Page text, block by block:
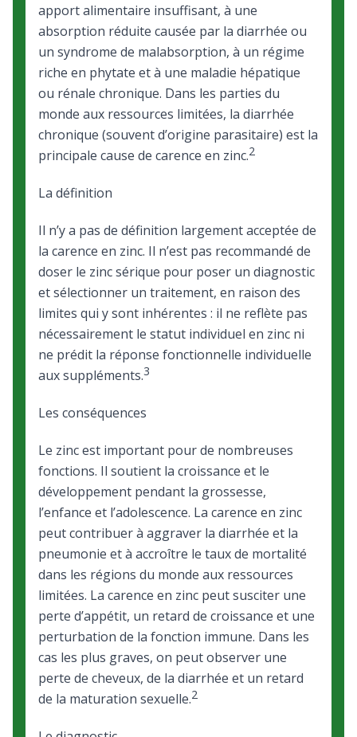
apport alimentaire insuffisant, à une
absorption réduite causée par la diarrhée ou
un syndrome de malabsorption, à un régime
riche en phytate et à une maladie hépatique
ou rénale chronique. Dans les parties du
monde aux ressources limitées, la diarrhée
chronique (souvent d’origine parasitaire) est la
principale cause de carence en zinc.2
La définition
Il n’y a pas de définition largement acceptée de
la carence en zinc. Il n’est pas recommandé de
doser le zinc sérique pour poser un diagnostic
et sélectionner un traitement, en raison des
limites qui y sont inhérentes : il ne reflète pas
nécessairement le statut individuel en zinc ni
ne prédit la réponse fonctionnelle individuelle
aux suppléments.3
Les conséquences
Le zinc est important pour de nombreuses
fonctions. Il soutient la croissance et le
développement pendant la grossesse,
l’enfance et l’adolescence. La carence en zinc
peut contribuer à aggraver la diarrhée et la
pneumonie et à accroître le taux de mortalité
dans les régions du monde aux ressources
limitées. La carence en zinc peut susciter une
perte d’appétit, un retard de croissance et une
perturbation de la fonction immune. Dans les
cas les plus graves, on peut observer une
perte de cheveux, de la diarrhée et un retard
de la maturation sexuelle.2